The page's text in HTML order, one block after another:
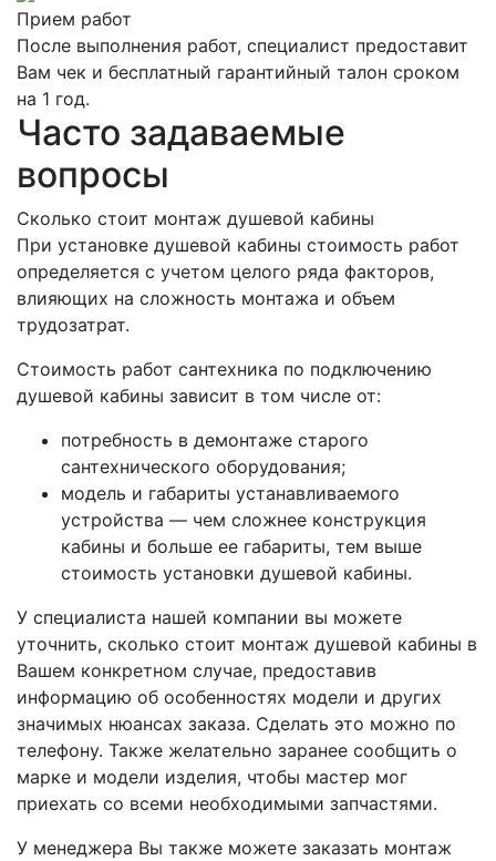
Прием работ
После выполнения работ, специалист предоставит
Вам чек и бесплатный гарантийный талон сроком
на 1 год.
Часто задаваемые
вопросы
Сколько стоит монтаж душевой кабины
При установке душевой кабины стоимость работ
определяется с учетом целого ряда факторов,
влияющих на сложность монтажа и объем
трудозатрат.
Стоимость работ сантехника по подключению
душевой кабины зависит в том числе от:
потребность в демонтаже старого
сантехнического оборудования;
модель и габариты устанавливаемого
устройства — чем сложнее конструкция
кабины и больше ее габариты, тем выше
стоимость установки душевой кабины.
У специалиста нашей компании вы можете
уточнить, сколько стоит монтаж душевой кабины в
Вашем конкретном случае, предоставив
информацию об особенностях модели и других
значимых нюансах заказа. Сделать это можно по
телефону. Также желательно заранее сообщить о
марке и модели изделия, чтобы мастер мог
приехать со всеми необходимыми запчастями.
У менеджера Вы также можете заказать монтаж